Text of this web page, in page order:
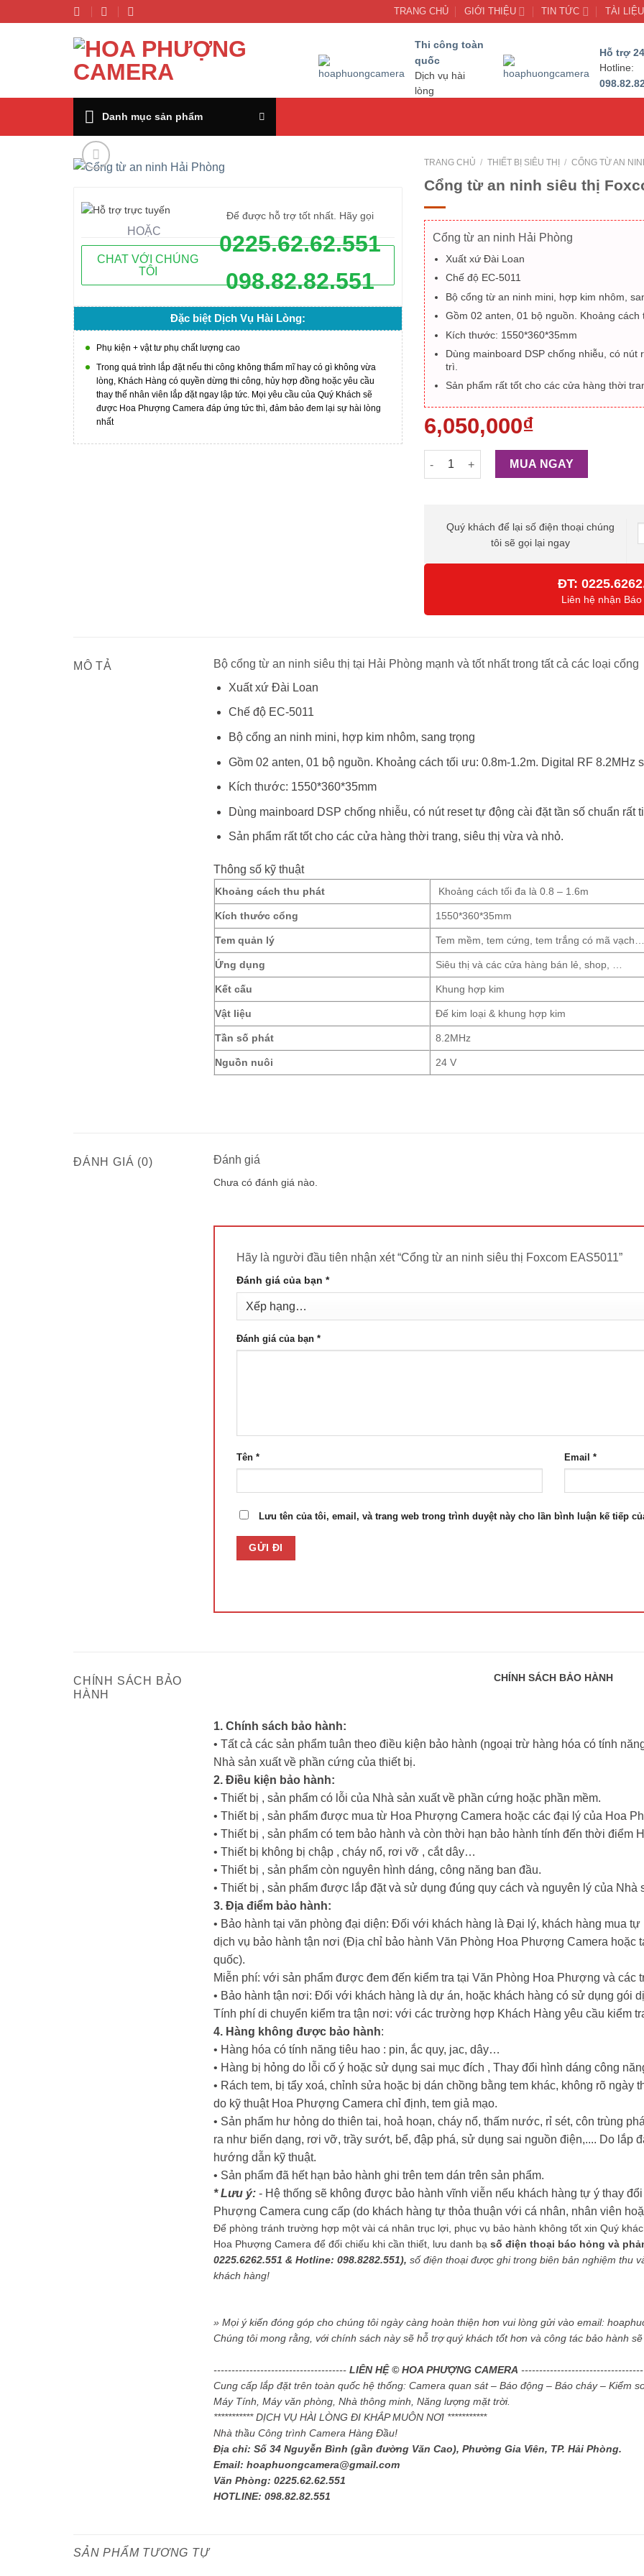
đến
TRANG CHỦ GIỚI THIỆU TIN TỨC TÀI LIỆU
Thi công toàn
quốc
Dịch vụ hài
lòng
Hỗ trợ
Hotline:
Danh mục sản phẩm
Để được hỗ trợ tốt nhất. Hãy gọi
0225.62.62.551
098.82.82.551
HOẶC
CHAT VỚI CHÚNG
TÔI
Đặc biệt Dịch Vụ Hài Lòng:
Phụ kiện + vật tư phụ chất lượng cao
Trong quá trình lắp đặt nếu thi công không thẩm mĩ hay có gì không vừa
lòng, Khách Hàng có quyền dừng thi công, hủy hợp đồng hoặc yêu cầu
thay thế nhân viên lắp đặt ngay lập tức. Mọi yêu cầu của Quý Khách sẽ
được Hoa Phượng Camera đáp ứng tức thì, đảm bảo đem lại sự hài lòng
nhất
TRANG CHỦ / THIẾT BỊ SIÊU THỊ / CỔNG TỪ AN
Cổng từ an ninh siêu thị
Cổng từ an ninh Hải Phòng
Xuất xứ Đài Loan
Chế độ EC-5011
Bộ cổng từ an ninh mini, hợp kim nhôm,
Gồm 02 anten, 01 bộ nguồn. Khoảng
Kích thước: 1550*360*35mm
Dùng mainboard DSP chống nhiễu, có
trì.
Sản phẩm rất tốt cho các cửa hàng thời
6,050,000₫
Cổng từ an ninh siêu thị Foxcom EAS5011
MUA NGAY
Quý khách để lại số điện thoại chúng
tôi sẽ gọi lại ngay
ĐT:
Liên hệ nhận
MÔ TẢ
Bộ cổng từ an ninh siêu thị tại Hải Phòng mạnh và tốt nhất trong tất cả các loại cổng
Xuất xứ Đài Loan
Chế độ EC-5011
Bộ cổng an ninh mini, hợp kim nhôm, sang trọng
Gồm 02 anten, 01 bộ nguồn. Khoảng cách tối ưu: 0.8m-1.2m. Digital RF 8.2MHz
Kích thước: 1550*360*35mm
Dùng mainboard DSP chống nhiễu, có nút reset tự động cài đặt tần số chuẩn rất
Sản phẩm rất tốt cho các cửa hàng thời trang, siêu thị vừa và nhỏ.
Thông số kỹ thuật
Khoảng cách thu phát Khoảng cách tối đa là 0.8 – 1.6m
Kích thước cổng 1550*360*35mm
Tem quản lý Tem mềm, tem cứng, tem trắng có mã
Ứng dụng Siêu thị và các cửa hàng bán lẻ, shop, …
Kết cấu Khung hợp kim
Vật liệu Đế kim loại & khung hợp kim
Tần số phát 8.2MHz
Nguồn nuôi 24 V
ĐÁNH GIÁ (0) Đánh giá
Chưa có đánh giá nào.
Hãy là người đầu tiên nhận xét “Cổng từ an ninh siêu thị Foxcom EAS5011”
Đánh giá của bạn *
Đánh giá của bạn *
Tên * Email *
Lưu tên của tôi, email, và trang web trong trình duyệt này cho lần bình luận kế tiếp
CHÍNH SÁCH BẢO
HÀNH
CHÍNH SÁCH BẢO HÀNH
1. Chính sách bảo hành:
• Tất cả các sản phẩm tuân theo điều kiện bảo hành (ngoại trừ hàng hóa có tính
Nhà sản xuất về phần cứng của thiết bị.
2. Điều kiện bảo hành:
• Thiết bị , sản phẩm có lỗi của Nhà sản xuất về phần cứng hoặc phần mềm.
• Thiết bị , sản phẩm được mua từ Hoa Phượng Camera hoặc các đại lý của Hoa
• Thiết bị , sản phẩm có tem bảo hành và còn thời hạn bảo hành tính đến thời điểm
• Thiết bị không bị chập , cháy nổ, rơi vỡ , cắt dây…
• Thiết bị , sản phẩm còn nguyên hình dáng, công năng ban đầu.
• Thiết bị , sản phẩm được lắp đặt và sử dụng đúng quy cách và nguyên lý của Nhà
3. Địa điểm bảo hành:
• Bảo hành tại văn phòng đại diện: Đối với khách hàng là Đại lý, khách hàng mua
dịch vụ bảo hành tận nơi (Địa chỉ bảo hành Văn Phòng Hoa Phượng Camera hoặc
quốc).
Miễn phí: với sản phẩm được đem đến kiểm tra tại Văn Phòng Hoa Phượng và các
• Bảo hành tận nơi: Đối với khách hàng là dự án, hoặc khách hàng có sử dụng gói
Tính phí di chuyển kiểm tra tận nơi: với các trường hợp Khách Hàng yêu cầu kiểm
4. Hàng không được bảo hành:
• Hàng hóa có tính năng tiêu hao : pin, ắc quy, jac, dây…
• Hàng bị hỏng do lỗi cố ý hoặc sử dụng sai mục đích , Thay đổi hình dáng công
• Rách tem, bị tẩy xoá, chỉnh sửa hoặc bị dán chồng bằng tem khác, không rõ
do kỹ thuật Hoa Phượng Camera chỉ định, tem giả mạo.
• Sản phẩm hư hỏng do thiên tai, hoả hoạn, cháy nổ, thấm nước, rỉ sét, côn trùng
ra như biến dạng, rơi vỡ, trầy sướt, bể, đập phá, sử dụng sai nguồn điện,.... Do lắp
hướng dẫn kỹ thuật.
• Sản phẩm đã hết hạn bảo hành ghi trên tem dán trên sản phẩm.
* Lưu ý: - Hệ thống sẽ không được bảo hành vĩnh viễn nếu khách hàng tự ý thay
Phượng Camera cung cấp (do khách hàng tự thỏa thuận với cá nhân, nhân viên
Để phòng tránh trường hợp một vài cá nhân trục lợi, phục vụ bảo hành không tốt xin Quý
Hoa Phượng Camera để đối chiếu khi cần thiết, lưu danh bạ số điện thoại báo hỏng và
0225.6262.551 & Hotline: 098.8282.551), số điện thoại được ghi trong biên bản nghiệm thu
khách hàng!
» Mọi ý kiến đóng góp cho chúng tôi ngày càng hoàn thiện hơn vui lòng gửi vào email:
Chúng tôi mong rằng, với chính sách này sẽ hỗ trợ quý khách tốt hơn và công tác bảo hành
------------------------------------- LIÊN HỆ © HOA PHƯỢNG CAMERA ----------------------------------
Cung cấp lắp đặt trên toàn quốc hệ thống: Camera quan sát – Báo động – Báo cháy – Kiểm
Máy Tính, Máy văn phòng, Nhà thông minh, Năng lượng mặt trời.
*********** DỊCH VỤ HÀI LÒNG ĐI KHẮP MUÔN NƠI ***********
Nhà thầu Công trình Camera Hàng Đầu!
Địa chỉ: Số 34 Nguyễn Bình (gần đường Văn Cao), Phường Gia Viên, TP. Hải Phòng.
Email: hoaphuongcamera@gmail.com
Văn Phòng: 0225.62.62.551
HOTLINE: 098.82.82.551
SẢN PHẨM TƯƠNG TỰ